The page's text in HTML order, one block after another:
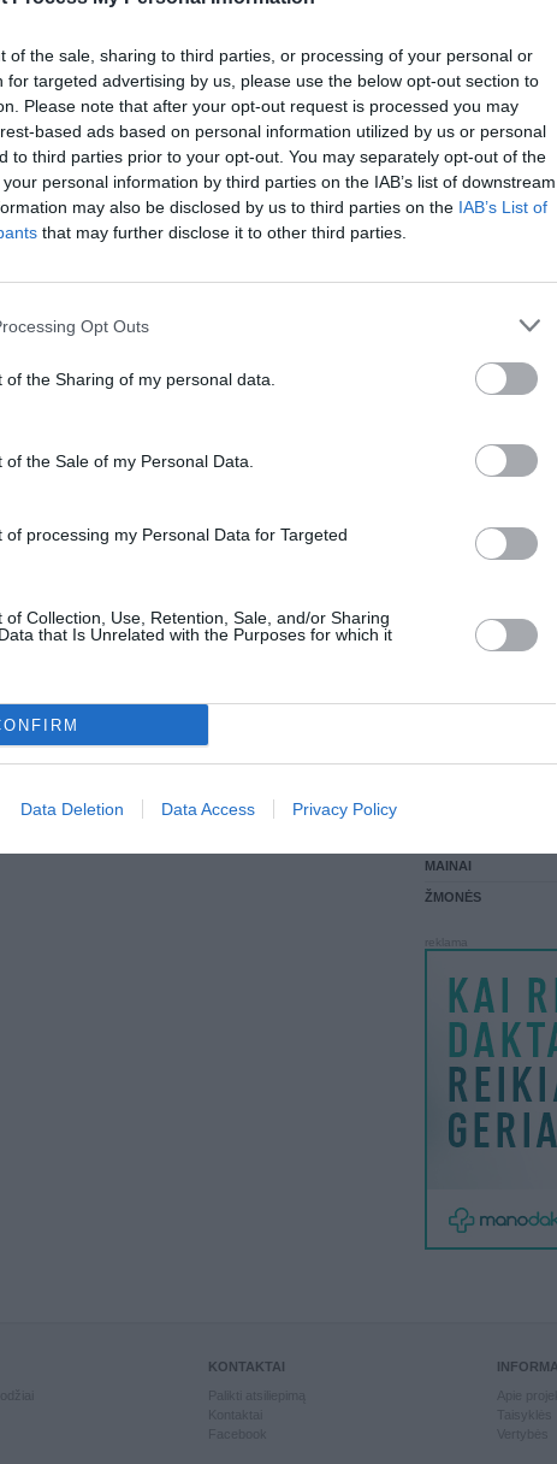
of the sale, sharing to third parties, or processing of your personal or
for targeted advertising by us, please use the below opt-out section to
Please note that after your opt-out request is processed you may
based ads based on personal information utilized by us or personal
to third parties prior to your opt-out. You may separately opt-out of the
personal information by third parties on the IAB’s list of downstream
may also be disclosed by us to third parties on the IAB’s List of
that may further disclose it to other third parties.
Opt Outs
of the Sharing of my personal data.
the Sale of my Personal Data.
of processing my Personal Data for Targeted
of Collection, Use, Retention, Sale, and/or Sharing
that Is Unrelated with the Purposes for which it
Data Deletion Data Access Privacy Policy
MIESTASVilnius
PARDUOČIAU UŽ
ATLIKO MAINŲ
DAUGIAU DAIKTŲ
MAINAI
ŽMONĖS
KONTAKTAI
Kontaktai